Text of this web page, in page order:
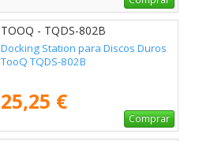
TOOQ - TQDS-802B
Docking Station para Discos Duros
TooQ TQDS-802B
25,25 €
Comprar